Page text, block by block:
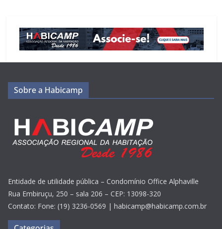
Sobre a Habicamp
Entidade de utilidade pública – Condomínio Office Alphaville
Rua Embiruçu, 250 – sala 206 – CEP: 13098-320
Contato: Fone: (19) 3236-0569 | habicamp@habicamp.com.br